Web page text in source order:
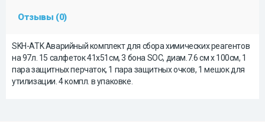
Отзывы (0)
SKH-ATK Аварийный комплект для сбора химических реагентов
на 97л. 15 салфеток 41x51см, 3 бона SOC, диам.7.6 см x 100см, 1
пара защитных перчаток, 1 пара защитных очков, 1 мешок для
утилизации. 4 компл. в упаковке.